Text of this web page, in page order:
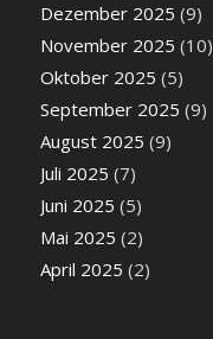
Dezember 2025 (9)
November 2025 (10)
Oktober 2025 (5)
September 2025 (9)
August 2025 (9)
Juli 2025 (7)
Juni 2025 (5)
Mai 2025 (2)
April 2025 (2)